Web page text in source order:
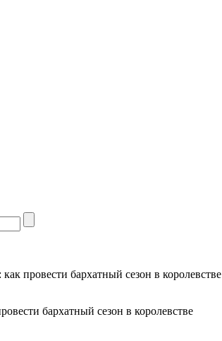
провести бархатный сезон в королевстве
бархатный сезон в королевстве